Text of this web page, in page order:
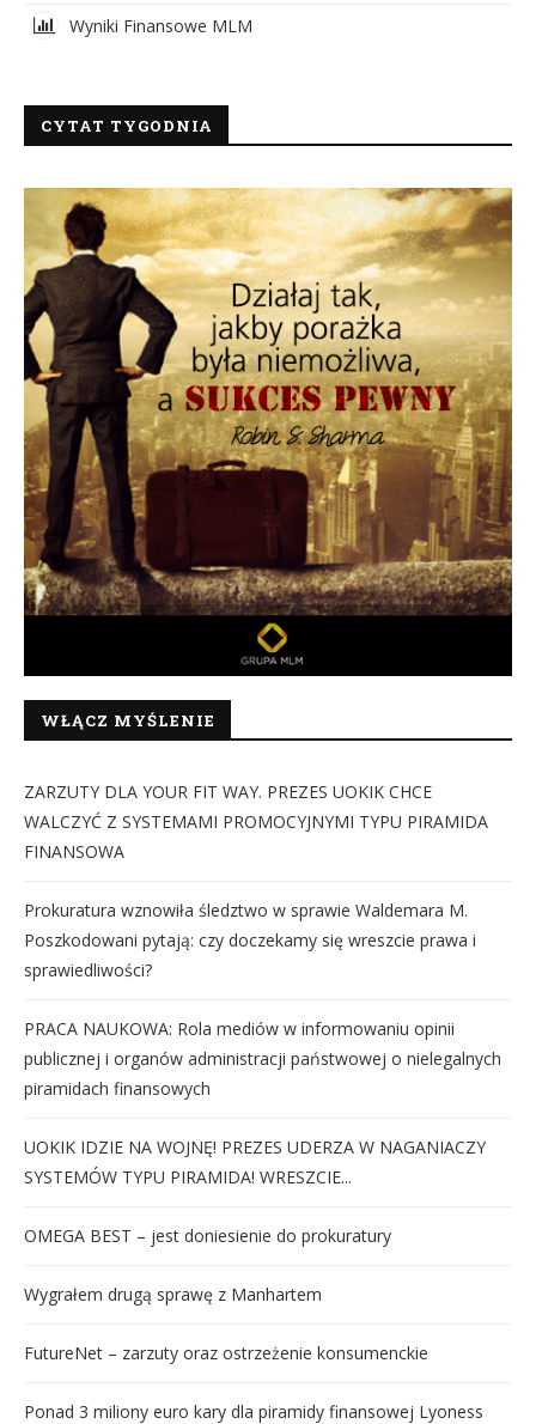
Wyniki Finansowe MLM
CYTAT TYGODNIA
WŁĄCZ MYŚLENIE
ZARZUTY DLA YOUR FIT WAY. PREZES UOKIK CHCE
WALCZYĆ Z SYSTEMAMI PROMOCYJNYMI TYPU PIRAMIDA
FINANSOWA
Prokuratura wznowiła śledztwo w sprawie Waldemara M.
Poszkodowani pytają: czy doczekamy się wreszcie prawa i
sprawiedliwości?
PRACA NAUKOWA: Rola mediów w informowaniu opinii
publicznej i organów administracji państwowej o nielegalnych
piramidach finansowych
UOKIK IDZIE NA WOJNĘ! PREZES UDERZA W NAGANIACZY
SYSTEMÓW TYPU PIRAMIDA! WRESZCIE...
OMEGA BEST – jest doniesienie do prokuratury
Wygrałem drugą sprawę z Manhartem
FutureNet – zarzuty oraz ostrzeżenie konsumenckie
Ponad 3 miliony euro kary dla piramidy finansowej Lyoness